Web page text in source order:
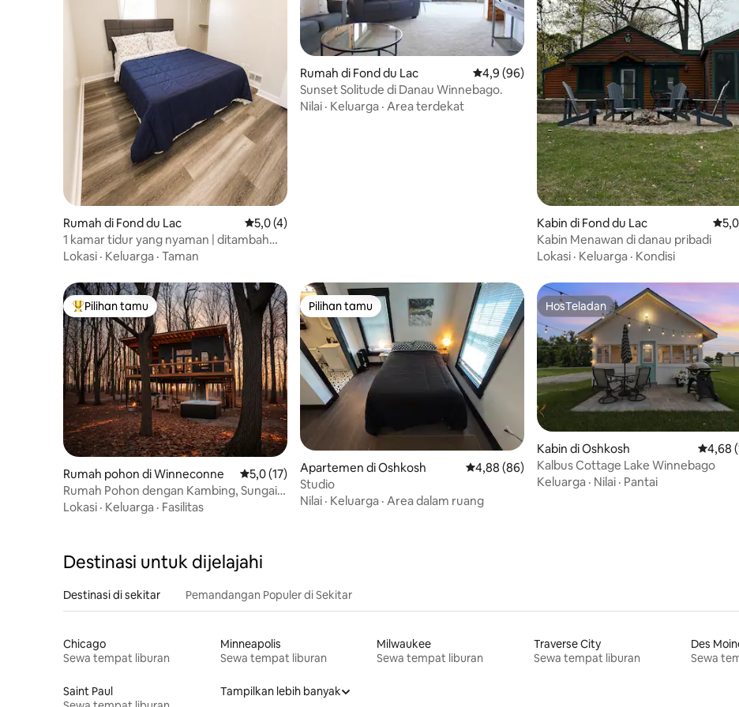
Rumah di Fond du Lac Nilai rata-rata 5,0 dari 5, 4 ulasan
5,0 (4)
1 kamar tidur yang nyaman | ditambah
tempat tidur sofa yang bisa ditarik keluar
Lokasi · Keluarga · Taman
Rumah di Fond du Lac Nilai rata-rata 4,9 dari 5, 96 ulasan
4,9 (96)
Sunset Solitude di Danau Winnebago.
Nilai · Keluarga · Area terdekat
Kabin di Fond du Lac Nilai
Kabin Menawan di danau pribadi
Lokasi · Keluarga · Kondisi
Pilihan tamu terpopuler
Pilihan tamu
Rumah pohon di Winneconne Nilai rata-rata 5,0 dari 5, 17 ulasan
5,0 (17)
Rumah Pohon dengan Kambing, Sungai,
dan Bak Mandi Air Panas
Lokasi · Keluarga · Fasilitas
Pilihan tamu
Pilihan tamu
Apartemen di Oshkosh Nilai rata-rata 4,88 dari 5, 86 ulasan
4,88 (86)
Studio
Nilai · Keluarga · Area dalam ruang
HosTeladan
HosTeladan
Kabin di Oshkosh Nilai4,68
Kalbus Cottage Lake Winnebago
Keluarga · Nilai · Pantai
Destinasi untuk dijelajahi
Destinasi di sekitar Pemandangan Populer di Sekitar
Chicago
Sewa tempat liburan
Minneapolis
Sewa tempat liburan
Milwaukee
Sewa tempat liburan
Traverse City
Sewa tempat liburan
Des
Sewa
Saint Paul
Tampilkan lebih banyak